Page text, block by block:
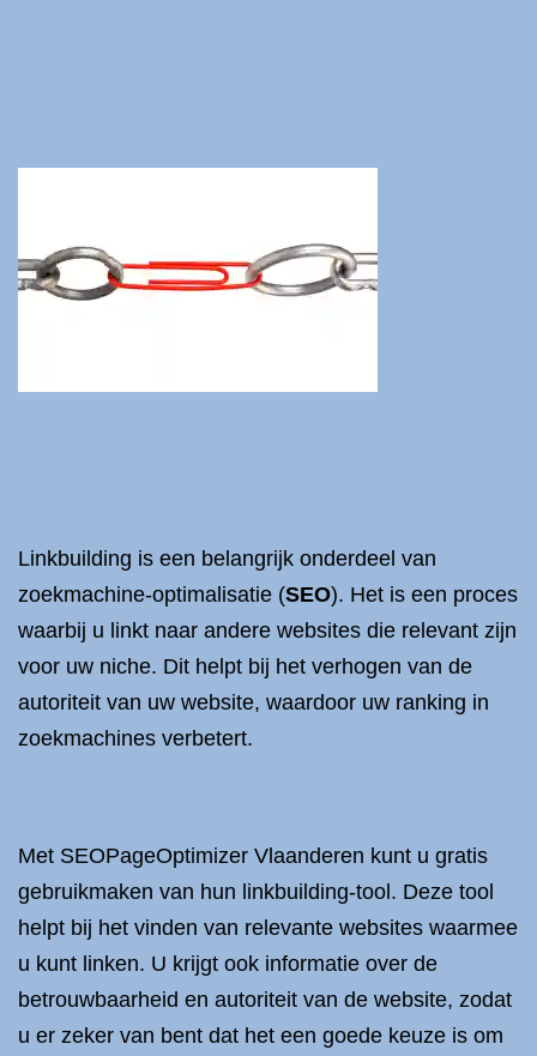
Linkbuilding is een belangrijk onderdeel van
zoekmachine-optimalisatie (SEO). Het is een proces
waarbij u linkt naar andere websites die relevant zijn
voor uw niche. Dit helpt bij het verhogen van de
autoriteit van uw website, waardoor uw ranking in
zoekmachines verbetert.
Met SEOPageOptimizer Vlaanderen kunt u gratis
gebruikmaken van hun linkbuilding-tool. Deze tool
helpt bij het vinden van relevante websites waarmee
u kunt linken. U krijgt ook informatie over de
betrouwbaarheid en autoriteit van de website, zodat
u er zeker van bent dat het een goede keuze is om